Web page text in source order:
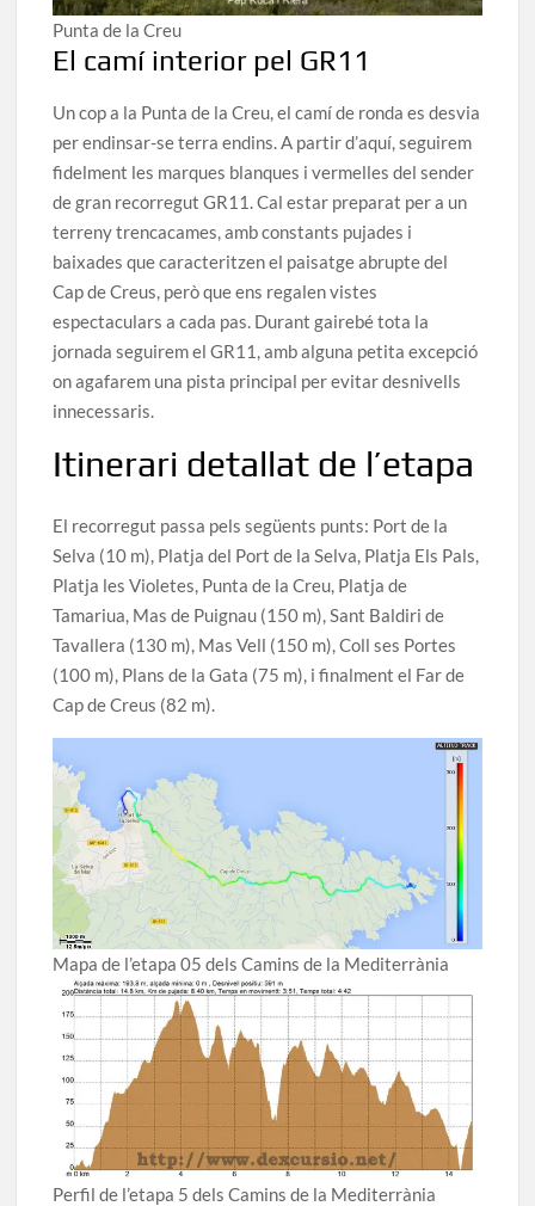
Punta de la Creu
El camí interior pel GR11
Un cop a la Punta de la Creu, el camí de ronda es desvia
per endinsar-se terra endins. A partir d’aquí, seguirem
fidelment les marques blanques i vermelles del sender
de gran recorregut GR11. Cal estar preparat per a un
terreny trencacames, amb constants pujades i
baixades que caracteritzen el paisatge abrupte del
Cap de Creus, però que ens regalen vistes
espectaculars a cada pas. Durant gairebé tota la
jornada seguirem el GR11, amb alguna petita excepció
on agafarem una pista principal per evitar desnivells
innecessaris.
Itinerari detallat de l’etapa
El recorregut passa pels següents punts: Port de la
Selva (10 m), Platja del Port de la Selva, Platja Els Pals,
Platja les Violetes, Punta de la Creu, Platja de
Tamariua, Mas de Puignau (150 m), Sant Baldiri de
Tavallera (130 m), Mas Vell (150 m), Coll ses Portes
(100 m), Plans de la Gata (75 m), i finalment el Far de
Cap de Creus (82 m).
Mapa de l’etapa 05 dels Camins de la Mediterrània
Perfil de l’etapa 5 dels Camins de la Mediterrània